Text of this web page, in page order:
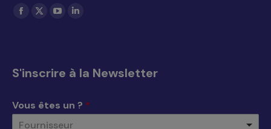
Trouvez nous sur :
La
dans
nouvelle
La
dans
nouvelle
La
dans
nouvelle
La
dans
nouvelle
S'inscrire à la Newsletter
Vous êtes un ? *
Fournisseur